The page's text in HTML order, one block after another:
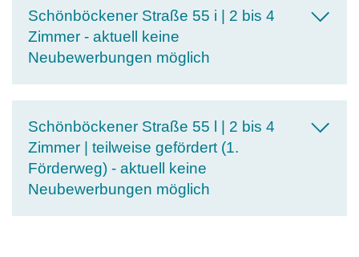
Schönböckener Straße 55 i | 2 bis 4
Zimmer - aktuell keine
Neubewerbungen möglich
Schönböckener Straße 55 l | 2 bis 4
Zimmer | teilweise gefördert (1.
Förderweg) - aktuell keine
Neubewerbungen möglich